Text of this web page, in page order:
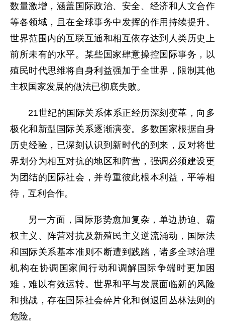
数量激增，涵盖国际政治、安全、经济和人文合作
等各领域，且在全球事务中发挥的作用持续提升。
世界范围内的互联互通和相互依存达到人类历史上
前所未有的水平。某些国家肆意操控国际事务，以
殖民时代思维将自身利益强加于全世界，限制其他
主权国家发展的做法已彻底失败。
21世纪的国际关系体系正经历深刻变革，向多
极化和新型国际关系逐渐演变。多数国家根据自身
历史经验，已深刻认识到新时代的到来，反对将世
界划分为相互对抗的地区和阵营，强调必须建设更
为团结的国际社会，并尊重彼此根本利益，平等相
待，互利合作。
另一方面，国际形势愈加复杂，单边胁迫、霸
权主义、阵营对抗及新殖民主义逆流涌动，国际法
和国际关系基本准则不断遭到践踏，诸多全球治理
机构在协调国家间行动和调解国际争端时更加困
难，难以有效运转。世界和平与发展面临新的风险
和挑战，存在国际社会碎片化和倒退回丛林法则的
危险。